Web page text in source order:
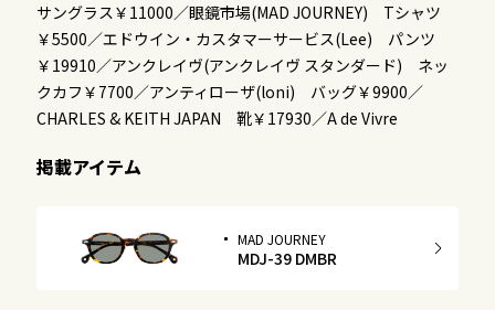
サングラス￥11000／眼鏡市場(MAD JOURNEY) Tシャツ
￥5500／エドウイン・カスタマーサービス(Lee) パンツ
￥19910／アンクレイヴ(アンクレイヴ スタンダード) ネッ
クカフ￥7700／アンティローザ(loni) バッグ￥9900／
CHARLES & KEITH JAPAN 靴￥17930／A de Vivre
掲載アイテム
MAD JOURNEY
MDJ-39 DMBR